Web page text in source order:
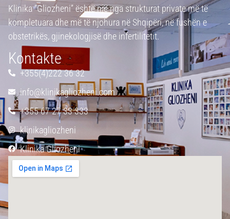
Klinika “Gliozheni” është një nga strukturat private më të
kompletuara dhe më të njohura në Shqipëri, në fushën e
obstetrikës, gjinekologjisë dhe infertilitetit.
Kontakte
+355(4)222 36 32
info@klinikagliozheni.com
+355 67 27 33 333
klinikagliozheni
Klinika Gliozheni